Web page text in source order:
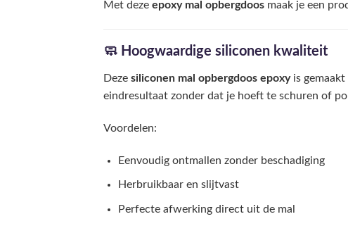
Met deze epoxy mal opbergdoos maak je een
🧼 Hoogwaardige siliconen kwaliteit
Deze siliconen mal opbergdoos epoxyis gemaakt
eindresultaat zonder dat je hoeft te schuren of
Voordelen:
Eenvoudig ontmallen zonder beschadiging
Herbruikbaar en slijtvast
Perfecte afwerking direct uit de mal